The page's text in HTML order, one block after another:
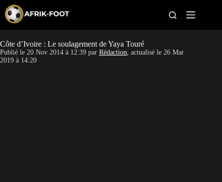
p
o
c
CAN féminine
Côte d’Ivoire : Le soulagement de Yaya Touré
Publié le 20 Nov 2014 à 12:39 par Rédaction, actualisé le 26 Mar
2019 à 14:20